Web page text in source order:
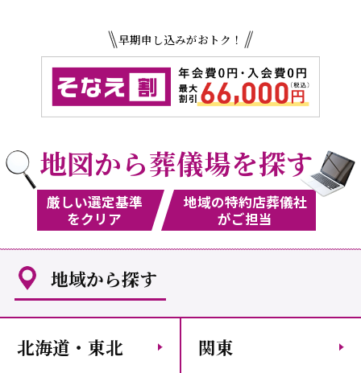
早期申し込みがおトク！
地図から葬儀場を探す
厳しい選定基準
をクリア
地域の特約店葬儀社
がご担当
地域から探す
北海道・東北 関東